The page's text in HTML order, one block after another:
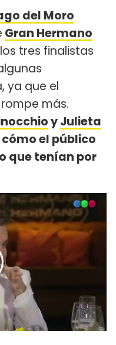
del Moro
Gran Hermano
tres finalistas
ya que el
más.
yJulieta
el público
que tenían por